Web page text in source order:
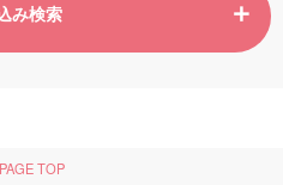
み検索
PAGE TOP